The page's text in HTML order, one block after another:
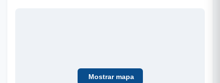
Mostrar mapa